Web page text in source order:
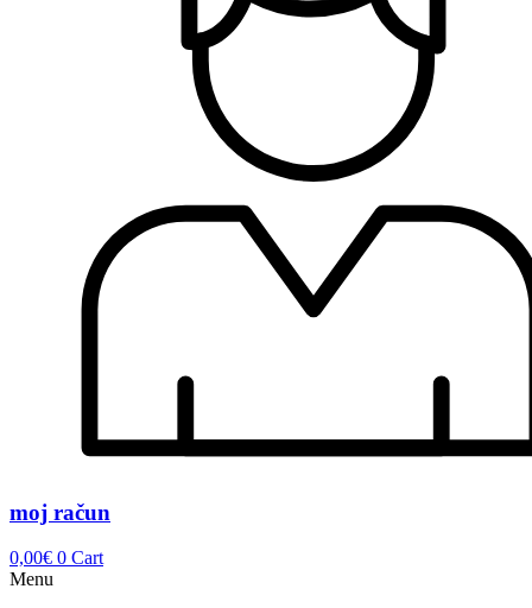
moj račun
0,00€ 0 Cart
Menu